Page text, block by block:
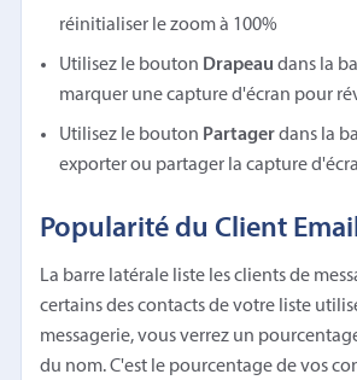
réinitialiser le zoom à 100%
Utilisez le bouton Drapeau dans la
marquer une capture d'écran pour
Utilisez le bouton Partagerdans la
exporter ou partager la capture
Popularité du Client
La barre latérale liste les clients de
certains des contacts de votre liste
messagerie, vous verrez un
du nom. C'est le pourcentage de vos